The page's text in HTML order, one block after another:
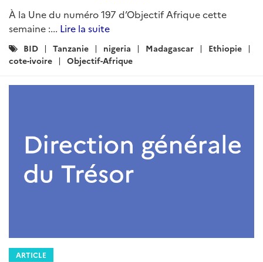
À la Une du numéro 197 d’Objectif Afrique cette
semaine :... Lire la suite
Catégories
:
BID Tanzanie nigeria Madagascar
Ethiopie
cote-ivoire
Objectif-Afrique
ARTICLE